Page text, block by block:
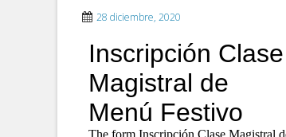
28 diciembre, 2020